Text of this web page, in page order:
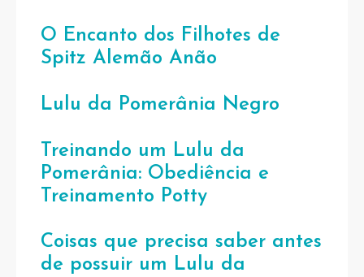
O Encanto dos Filhotes de
Spitz Alemão Anão
Lulu da Pomerânia Negro
Treinando um Lulu da
Pomerânia: Obediência e
Treinamento Potty
Coisas que precisa saber antes
de possuir um Lulu da